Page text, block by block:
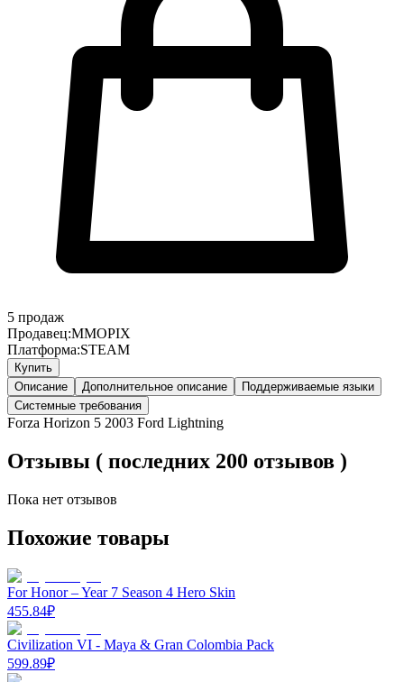
5 продаж
Продавец:MMOPIX
Платформа:STEAM
Купить
Описание
Дополнительное описание
Поддерживаемые языки
Системные требования
Forza Horizon 5 2003 Ford Lightning
Отзывы ( последних 200 отзывов )
Пока нет отзывов
Похожие товары
For Honor – Year 7 Season 4 Hero Skin
455.84₽
Civilization VI - Maya & Gran Colombia Pack
599.89₽